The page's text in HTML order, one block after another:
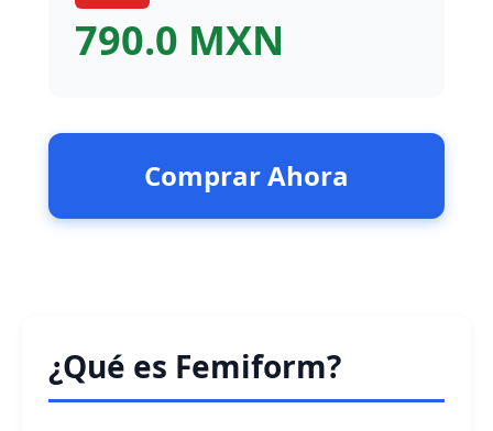
790.0 MXN
Comprar Ahora
¿Qué es Femiform?